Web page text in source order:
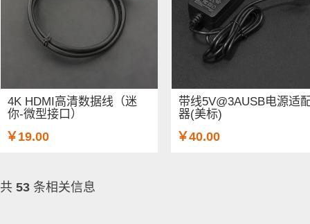
4K HDMI高清数据线（迷
你-微型接口）
￥19.00
带线5V@3AUSB电源适
器(美标)
￥40.00
共 53 条相关信息